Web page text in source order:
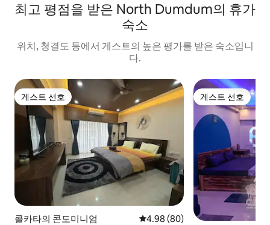
최고 평점을 받은 North Dumdum의 휴가
숙소
위치, 청결도 등에서 게스트의 높은 평가를 받은 숙소입니
다.
게스트 선호
게스트 선호
콜카타의 콘도미니엄 평점 4.98점(5점 만점), 후기 80
4.98 (80)
게스트 선호
게스트 선호